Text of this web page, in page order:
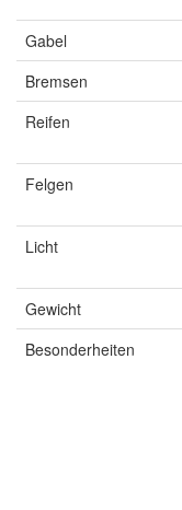
Gabel
Bremsen
Reifen
Felgen
Licht
Gewicht
Besonderheiten